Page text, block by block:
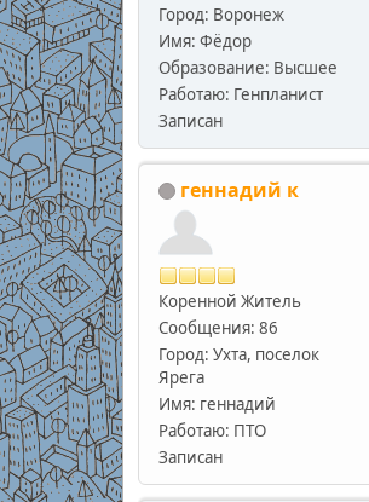
Город: Воронеж
Имя: Фёдор
Образование: Высшее
Работаю: Генпланист
Записан
геннадий к
Коренной Житель
Сообщения: 86
Город: Ухта, поселок
Ярега
Имя: геннадий
Работаю: ПТО
Записан